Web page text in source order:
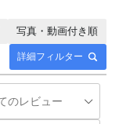
詳細フィルター
写真・動画付き順